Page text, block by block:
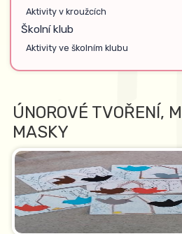
Aktivity v kroužcích
Školní klub
Aktivity ve školním klubu
ÚNOROVÉ TVOŘENÍ,
MASKY